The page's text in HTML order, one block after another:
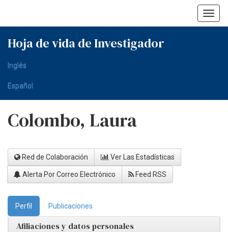
Hoja de vida de Investigador
Inglés
Español
Colombo, Laura
Red de Colaboración Ver Las Estadísticas
Alerta Por Correo Electrónico Feed RSS
Perfil Publicaciones
Afiliaciones y datos personales